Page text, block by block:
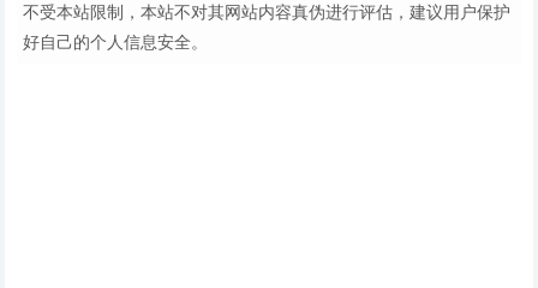
不受本站限制，本站不对其网站内容真伪进行评估，建议用户保护
好自己的个人信息安全。